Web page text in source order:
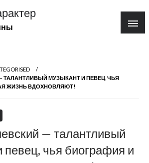
ТАЛАНТЛИВЫЙ МУЗЫКАНТ И ПЕВЕЦ, ЧЬЯ
ЖИЗНЬ ВДОХНОВЛЯЮТ!
— талантливый
певец, чья биография и